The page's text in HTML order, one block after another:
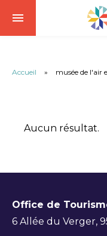
Accueil » musée de l'air
Aucun résultat.
Office de
6 Allée du Verger,